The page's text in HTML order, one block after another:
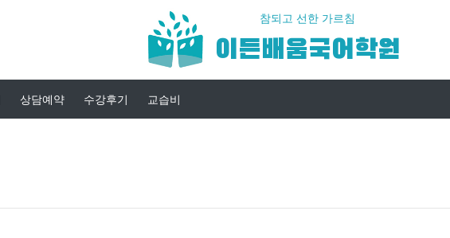
참되고 선한 가르침
이든배움국어학원
상담예약 수강후기 교습비